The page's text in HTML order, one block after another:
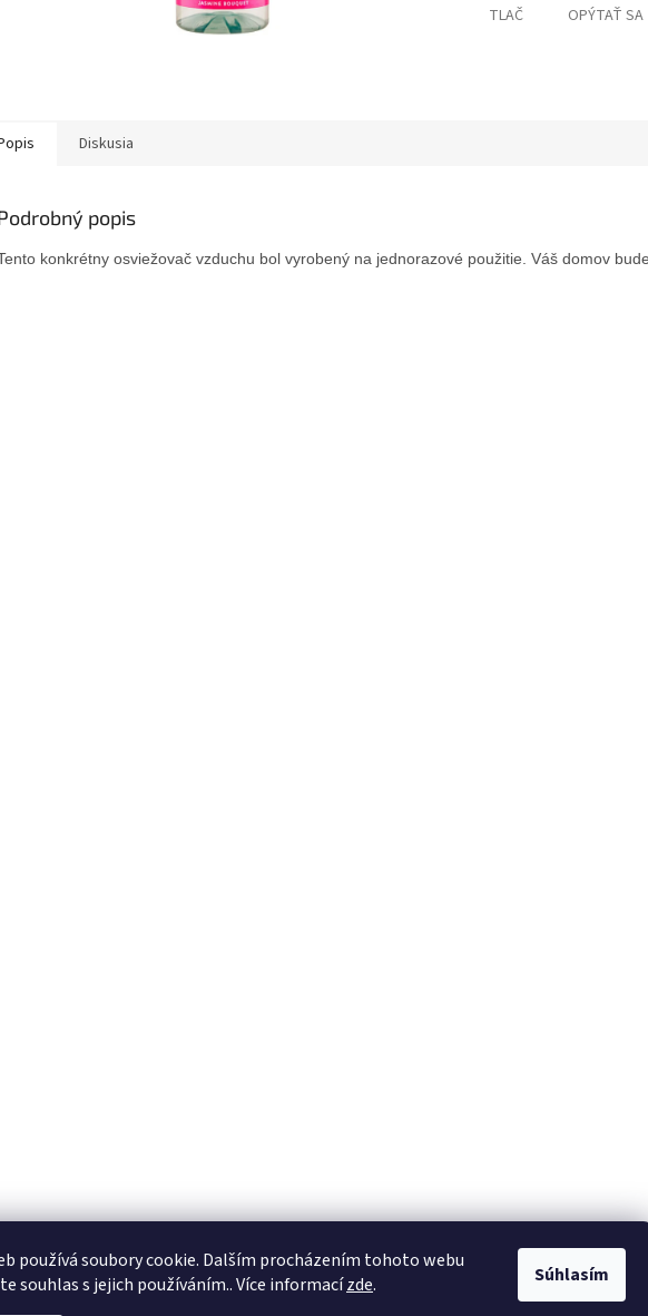
používá soubory cookie. Dalším procházením tohoto webu
souhlas s jejich používáním.. Více informacízde. Súhlasím
TLAČ OPÝTAŤ SA
Diskusia
popis
konkrétny osviežovač vzduchu bol vyrobený na jednorazové použitie. Váš domov